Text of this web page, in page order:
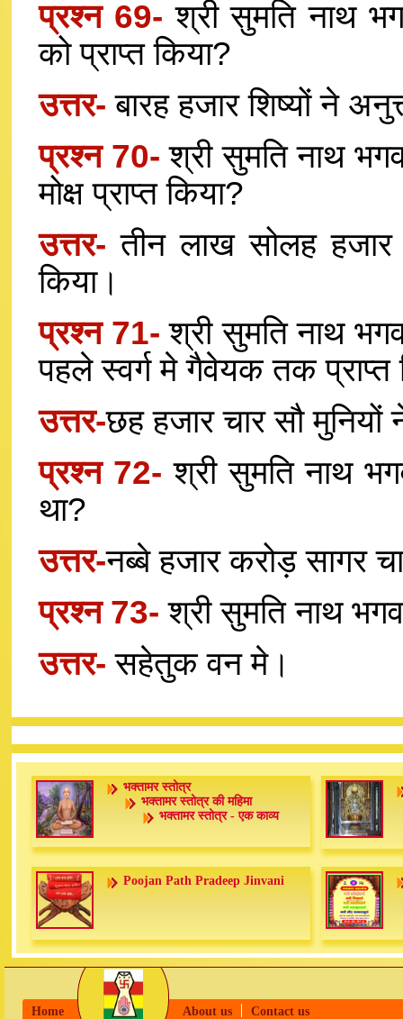
प्रश्न 69-श्री सुमति नाथ
को प्राप्त किया?
उत्तर- बारह हजार शिष्यों ने
प्रश्न 70-श्री सुमति नाथ
मोक्ष प्राप्त किया?
उत्तर- तीन लाख सोलह हजार
किया।
प्रश्न 71-श्री सुमति नाथ
पहले स्वर्ग मे गैवेयक तक प्राप्त
उत्तर-छह हजार चार सौ मुनियों
प्रश्न 72-श्री सुमति नाथ
था?
उत्तर-नब्बे हजार करोड़ सागर
प्रश्न 73-श्री सुमति नाथ
उत्तर- सहेतुक वन मे।
भक्तामर स्तोत्र
भक्तामर स्तोत्र की महिमा
भक्तामर स्तोत्र - एक काव्य
Poojan Path Pradeep Jinvani
Home About us Contact us